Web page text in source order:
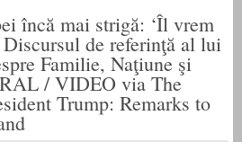
încă mai strigă: ‘Îl vrem
Discursul de referinţă al lui
Familie, Naţiune şi
/ VIDEO via The
Trump: Remarks to